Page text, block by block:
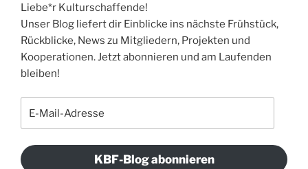
Liebe*r Kulturschaffende!
Unser Blog liefert dir Einblicke ins nächste Frühstück,
Rückblicke, News zu Mitgliedern, Projekten und
Kooperationen. Jetzt abonnieren und am Laufenden
bleiben!
Mail-
KBF-Blog abonnieren